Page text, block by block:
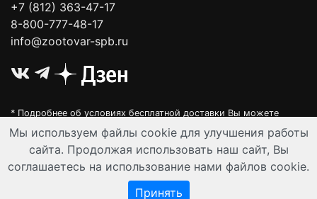
+7 (812) 363-47-17
8-800-777-48-17
info@zootovar-spb.ru
* Подробнее об условиях бесплатной доставки Вы можете
узнать на нашей
интерактивной карте
Интернет-зоомагазин "Филя". Контент на сайте предназначен для
лиц старше 16 лет. Все данные представленные на сайте
регулируются публичной офертой.
© Все права защищены 2008-2026 г.
Разработка и автоматизация:Ангелы-АйТи
Мы используем файлы cookie для улучшения работы
сайта. Продолжая использовать наш сайт, Вы
соглашаетесь на использование нами файлов cookie.
Принять